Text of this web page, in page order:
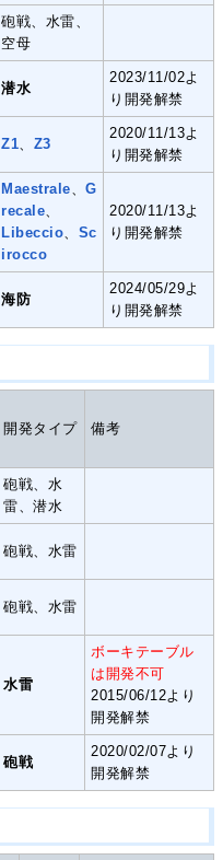
砲戦、水雷、
空母
潜水
2023/11/02よ
り開発解禁
Z1、 Z3
2020/11/13よ
り開発解禁
Maestrale、G
recale、
Libeccio、 Sc
irocco
2020/11/13よ
り開発解禁
海防
2024/05/29よ
り開発解禁
開発タイプ 備考
砲戦、水
雷、潜水
砲戦、水雷
砲戦、水雷
水雷
ボーキテーブル
は開発不可
2015/06/12より
開発解禁
砲戦
2020/02/07より
開発解禁